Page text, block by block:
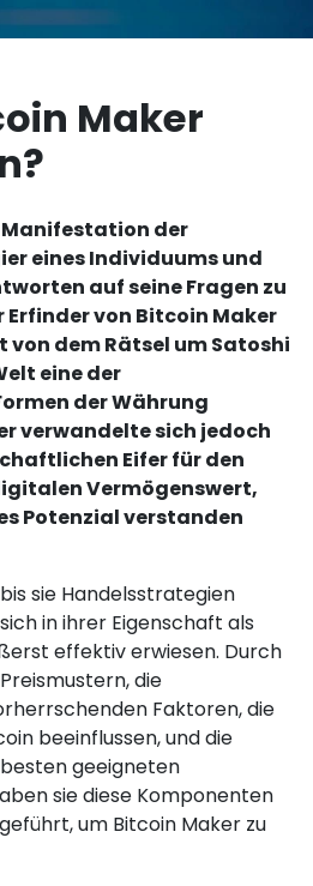
Maker
der
eines Individuums und
auf seine Fragen zu
Erfinder von Bitcoin Maker
dem Rätsel um Satoshi
eine der
der Währung
verwandelte sich jedoch
Eifer für den
Vermögenswert,
Potenzial verstanden
sie Handelsstrategien
in ihrer Eigenschaft als
effektiv erwiesen. Durch
die
Faktoren, die
beeinflussen, und die
geeigneten
sie diese Komponenten
um Bitcoin Maker zu